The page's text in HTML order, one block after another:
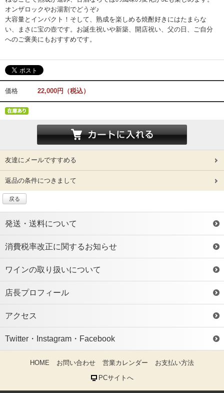
オンザロックやお湯割でどうぞ♪
大容量とインパクト！そして、熟成を楽しめる焼酎好きにはたまらな
い、まさに宝の壺です。お誕生祝いや新築、開店祝い、父の日、ご自分
へのご褒美にもおすすめです。
価格 22,000円（税込）
友達にメールですすめる
返品の条件につきまして
戻る
発送・送料について
消費税率改正に関するお知らせ
ワインの取り扱いについて
店長プロフィール
アクセス
Twitter・Instagram・Facebook
HOME お問い合わせ 営業カレンダー
お支払い方法
PCサイトへ